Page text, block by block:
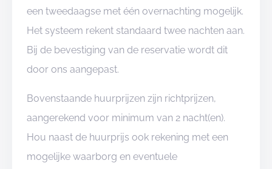
een tweedaagse met één overnachting mogelijk.
Het systeem rekent standaard twee nachten aan.
Bij de bevestiging van de reservatie wordt dit
door ons aangepast.
Bovenstaande huurprijzen zijn richtprijzen,
aangerekend voor minimum van 2 nacht(en).
Hou naast de huurprijs ook rekening met een
mogelijke waarborg en eventuele